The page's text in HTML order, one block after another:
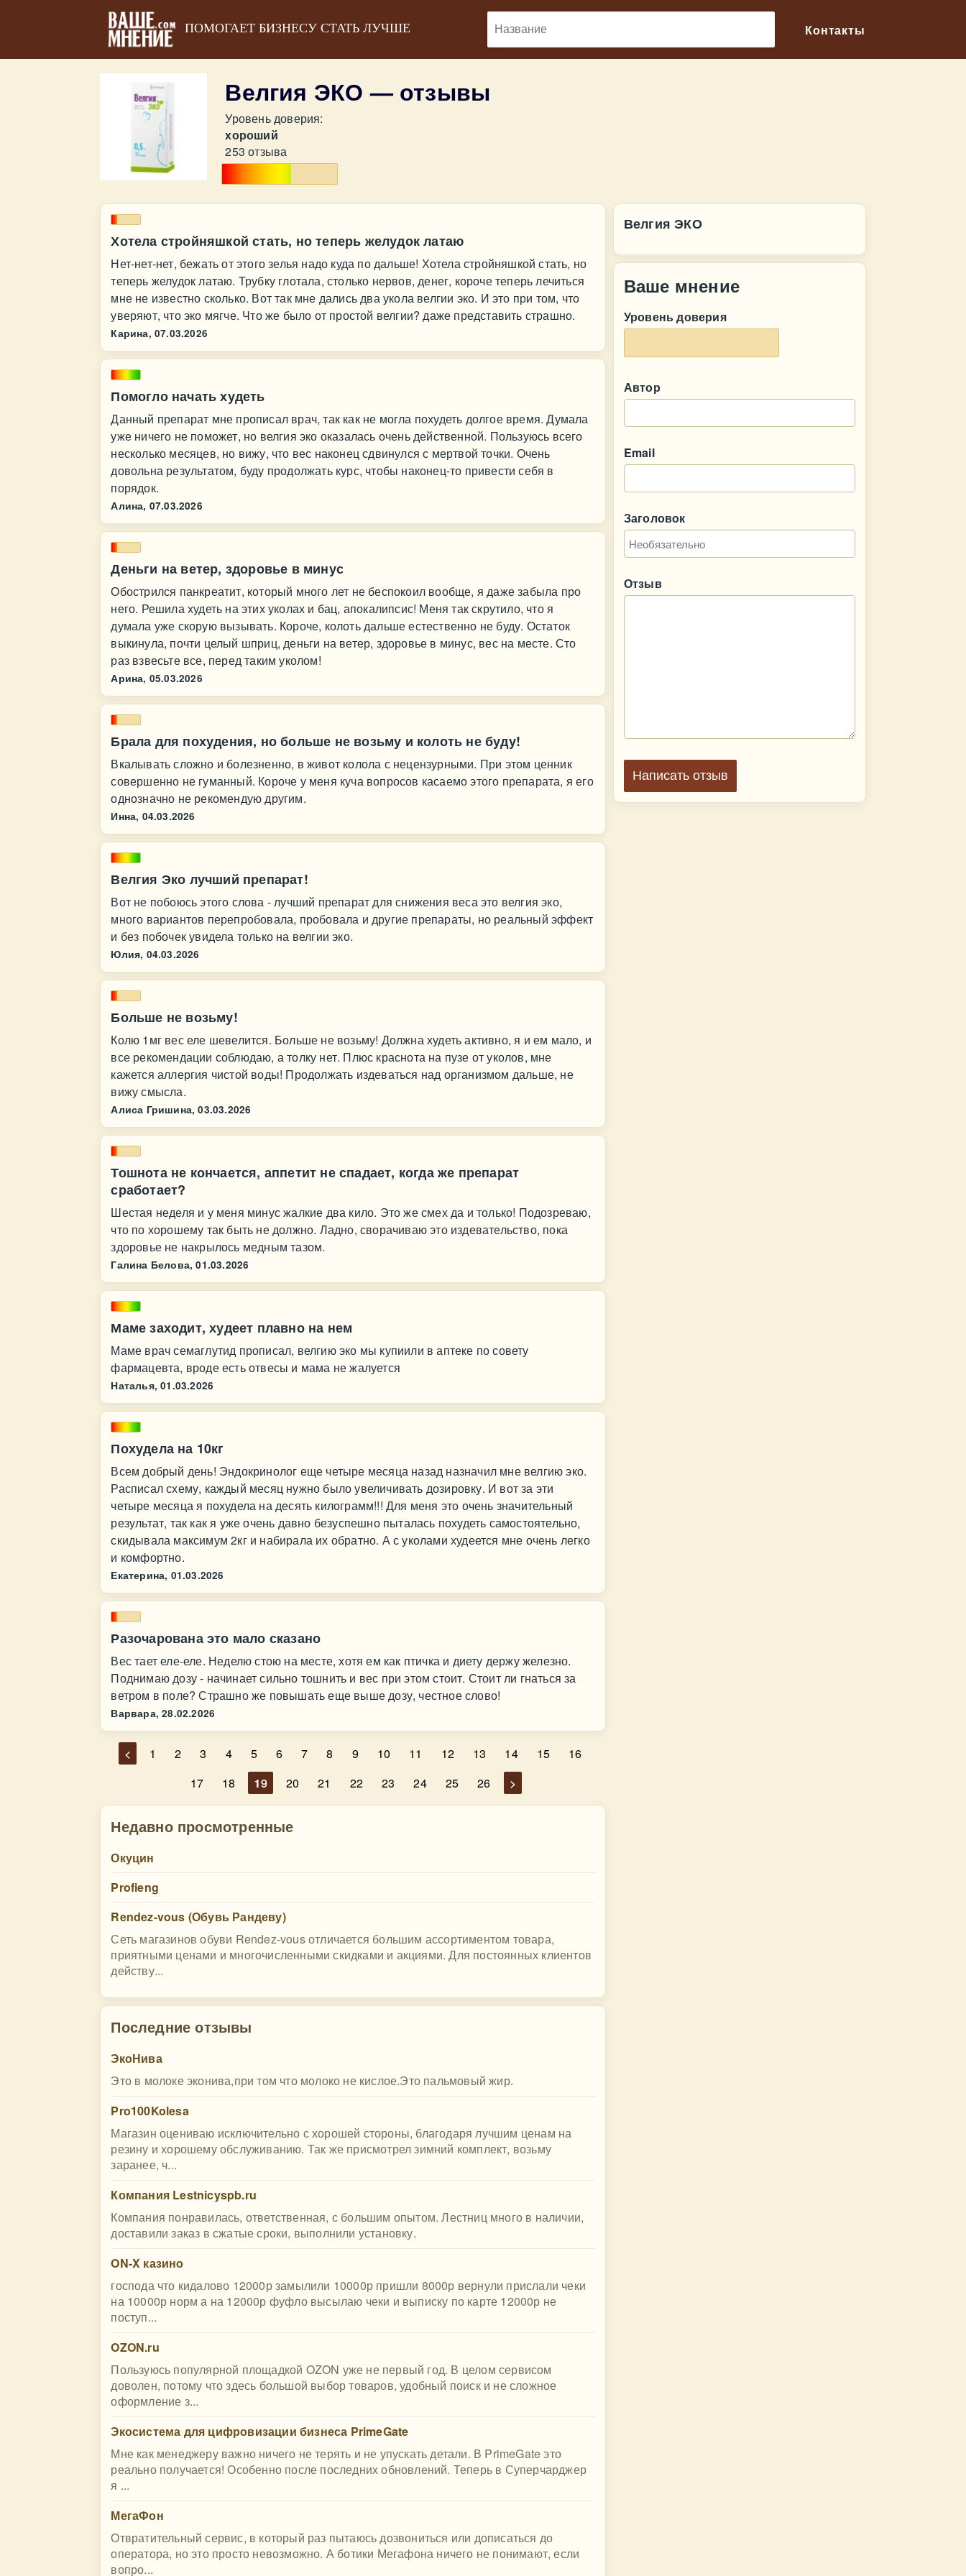
ПОМОГАЕТ БИЗНЕСУ СТАТЬ ЛУЧШЕ Контакты
Велгия ЭКО — отзывы
Уровень доверия:
хороший
253 отзыва
Хотела стройняшкой стать, но теперь желудок латаю
Нет-нет-нет, бежать от этого зелья надо куда по дальше! Хотела стройняшкой стать, но
теперь желудок латаю. Трубку глотала, столько нервов, денег, короче теперь лечиться
мне не известно сколько. Вот так мне дались два укола велгии эко. И это при том, что
уверяют, что эко мягче. Что же было от простой велгии? даже представить страшно.
Карина, 07.03.2026
Помогло начать худеть
Данный препарат мне прописал врач, так как не могла похудеть долгое время. Думала
уже ничего не поможет, но велгия эко оказалась очень действенной. Пользуюсь всего
несколько месяцев, но вижу, что вес наконец сдвинулся с мертвой точки. Очень
довольна результатом, буду продолжать курс, чтобы наконец-то привести себя в
порядок.
Алина, 07.03.2026
Деньги на ветер, здоровье в минус
Обострился панкреатит, который много лет не беспокоил вообще, я даже забыла про
него. Решила худеть на этих уколах и бац, апокалипсис! Меня так скрутило, что я
думала уже скорую вызывать. Короче, колоть дальше естественно не буду. Остаток
выкинула, почти целый шприц, деньги на ветер, здоровье в минус, вес на месте. Сто
раз взвесьте все, перед таким уколом!
Арина, 05.03.2026
Брала для похудения, но больше не возьму и колоть не буду!
Вкалывать сложно и болезненно, в живот колола с нецензурными. При этом ценник
совершенно не гуманный. Короче у меня куча вопросов касаемо этого препарата, я его
однозначно не рекомендую другим.
Инна, 04.03.2026
Велгия Эко лучший препарат!
Вот не побоюсь этого слова - лучший препарат для снижения веса это велгия эко,
много вариантов перепробовала, пробовала и другие препараты, но реальный эффект
и без побочек увидела только на велгии эко.
Юлия, 04.03.2026
Больше не возьму!
Колю 1мг вес еле шевелится. Больше не возьму! Должна худеть активно, я и ем мало, и
все рекомендации соблюдаю, а толку нет. Плюс краснота на пузе от уколов, мне
кажется аллергия чистой воды! Продолжать издеваться над организмом дальше, не
вижу смысла.
Алиса Гришина, 03.03.2026
Тошнота не кончается, аппетит не спадает, когда же препарат
сработает?
Шестая неделя и у меня минус жалкие два кило. Это же смех да и только! Подозреваю,
что по хорошему так быть не должно. Ладно, сворачиваю это издевательство, пока
здоровье не накрылось медным тазом.
Галина Белова, 01.03.2026
Маме заходит, худеет плавно на нем
Маме врач семаглутид прописал, велгию эко мы купиили в аптеке по совету
фармацевта, вроде есть отвесы и мама не жалуется
Наталья, 01.03.2026
Похудела на 10кг
Всем добрый день! Эндокринолог еще четыре месяца назад назначил мне велгию эко.
Расписал схему, каждый месяц нужно было увеличивать дозировку. И вот за эти
четыре месяца я похудела на десять килограмм!!! Для меня это очень значительный
результат, так как я уже очень давно безуспешно пыталась похудеть самостоятельно,
скидывала максимум 2кг и набирала их обратно. А с уколами худеется мне очень легко
и комфортно.
Екатерина, 01.03.2026
Разочарована это мало сказано
Вес тает еле-еле. Неделю стою на месте, хотя ем как птичка и диету держу железно.
Поднимаю дозу - начинает сильно тошнить и вес при этом стоит. Стоит ли гнаться за
ветром в поле? Страшно же повышать еще выше дозу, честное слово!
Варвара, 28.02.2026
< 1 2 3 4 5 6 7 8 9 10 11 12 13 14 15
16
17
18 19 20 21 22 23 24 25 26 >
Недавно просмотренные
Окуцин
Profieng
Rendez-vous (Обувь Рандеву)
Сеть магазинов обуви Rendez-vous отличается большим ассортиментом товара,
приятными ценами и многочисленными скидками и акциями. Для постоянных клиентов
действу...
Последние отзывы
ЭкоНива
Это в молоке эконива,при том что молоко не кислое.Это пальмовый жир.
Pro100Kolesa
Магазин оцениваю исключительно с хорошей стороны, благодаря лучшим ценам на
резину и хорошему обслуживанию. Так же присмотрел зимний комплект, возьму
заранее, ч...
Компания Lestnicyspb.ru
Компания понравилась, ответственная, с большим опытом. Лестниц много в наличии,
доставили заказ в сжатые сроки, выполнили установку.
ON-X казино
господа что кидалово 12000р замылили 10000р пришли 8000р вернули прислали чеки
на 10000р норм а на 12000р фуфло высылаю чеки и выписку по карте 12000р не
поступ...
OZON.ru
Пользуюсь популярной площадкой OZON уже не первый год. В целом сервисом
доволен, потому что здесь большой выбор товаров, удобный поиск и не сложное
оформление з...
Экосистема для цифровизации бизнеса PrimeGate
Мне как менеджеру важно ничего не терять и не упускать детали. В PrimeGate это
реально получается! Особенно после последних обновлений. Теперь в Суперчарджер
я ...
МегаФон
Отвратительный сервис, в который раз пытаюсь дозвониться или дописаться до
оператора, но это просто невозможно. А ботики Мегафона ничего не понимают, если
вопро...
Велгия ЭКО
Ваше мнение
Уровень доверия
Автор
Email
Заголовок
Отзыв
Написать отзыв